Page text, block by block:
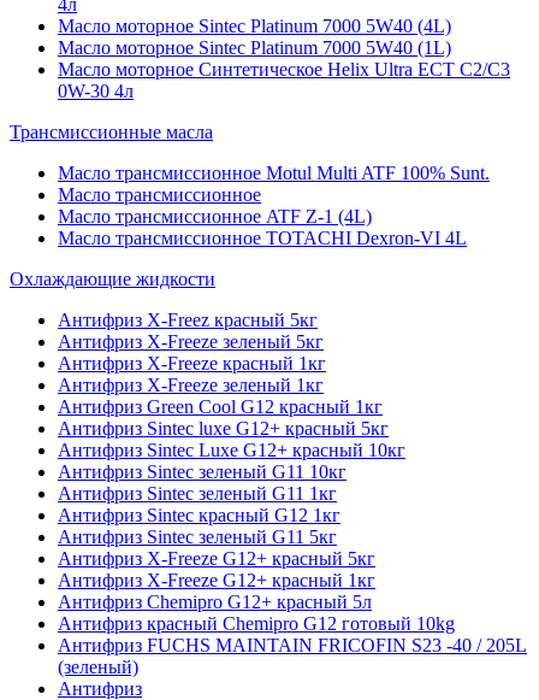
Масло моторное Sintec Platinum 7000 5W40 (4L)
Масло моторное Sintec Platinum 7000 5W40 (1L)
Масло моторное Синтетическое Helix Ultra ECT C2/C3
0W-30 4л
Трансмиссионные масла
Масло трансмиссионное Motul Multi ATF 100% Sunt.
Масло трансмиссионное
Масло трансмиссионное ATF Z-1 (4L)
Масло трансмиссионное TOTACHI Dexron-VI 4L
Охлаждающие жидкости
Антифриз X-Freez красный 5кг
Антифриз X-Freeze зеленый 5кг
Антифриз X-Freeze красный 1кг
Антифриз X-Freeze зеленый 1кг
Антифриз Green Cool G12 красный 1кг
Антифриз Sintec luxe G12+ красный 5кг
Антифриз Sintec Luxe G12+ красный 10кг
Антифриз Sintec зеленый G11 10кг
Антифриз Sintec зеленый G11 1кг
Антифриз Sintec красный G12 1кг
Антифриз Sintec зеленый G11 5кг
Антифриз X-Freeze G12+ красный 5кг
Антифриз X-Freeze G12+ красный 1кг
Антифриз Chemipro G12+ красный 5л
Антифриз красный Chemipro G12 готовый 10kg
Антифриз FUCHS MAINTAIN FRICOFIN S23 -40 / 205L
(зеленый)
Антифриз